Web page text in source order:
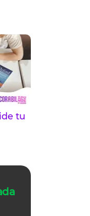
tu